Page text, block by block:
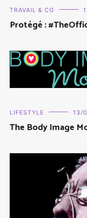
TRAVAIL & CO
Protégé :
LIFESTYLE 13/
The Body Image